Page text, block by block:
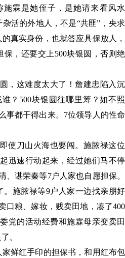
施霖是她侄子，是她请来看风水
活的外地人，不是“共匪”，央求
真实身份，也就答应具保放人，
保，还要交上500块银圆，否则绝
，这难度太大了！詹建忠陷入沉
？500块银圆往哪里筹？如不照
事都干得出来。7位领导人的性命
使刀山火海也要闯。施脓禄这位
迅速行动起来，经过她们马不停
、谌荣秦等7户人家也自愿担保。
。施脓禄等9户人家一边找亲朋好
口粮、嫁妆，贱卖田地，凑了400
党的活动经费和施霖母亲变卖田
。
家鲜红手印的担保书，和用红布包